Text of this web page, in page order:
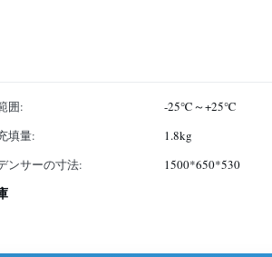
囲:
-25℃～+25℃
填量:
1.8kg
ンサーの寸法:
1500*650*530